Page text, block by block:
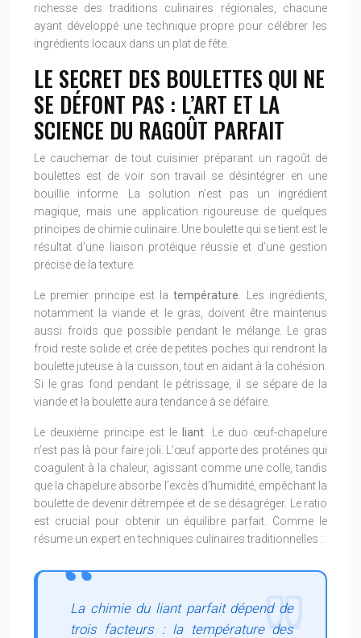
richesse des traditions culinaires régionales, chacune
ayant développé une technique propre pour célébrer les
ingrédients locaux dans un plat de fête.
LE SECRET DES BOULETTES QUI NE
SE DÉFONT PAS : L’ART ET LA
SCIENCE DU RAGOÛT PARFAIT
Le cauchemar de tout cuisinier préparant un ragoût de
boulettes est de voir son travail se désintégrer en une
bouillie informe. La solution n’est pas un ingrédient
magique, mais une application rigoureuse de quelques
principes de chimie culinaire. Une boulette qui se tient est le
résultat d’une liaison protéique réussie et d’une gestion
précise de la texture.
Le premier principe est latempérature . Les ingrédients,
notamment la viande et le gras, doivent être maintenus
aussi froids que possible pendant le mélange. Le gras
froid reste solide et crée de petites poches qui rendront la
boulette juteuse à la cuisson, tout en aidant à la cohésion.
Si le gras fond pendant le pétrissage, il se sépare de la
viande et la boulette aura tendance à se défaire.
Le deuxième principe est leliant . Le duo œuf-chapelure
n’est pas là pour faire joli. L’œuf apporte des protéines qui
coagulent à la chaleur, agissant comme une colle, tandis
que la chapelure absorbe l’excès d’humidité, empêchant la
boulette de devenir détrempée et de se désagréger. Le ratio
est crucial pour obtenir un équilibre parfait. Comme le
résume un expert en techniques culinaires traditionnelles :
La chimie du liant parfait dépend de
trois facteurs : la température des